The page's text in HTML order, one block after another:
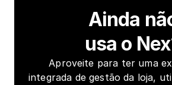
Ainda
usa o
Aproveite para ter uma
integrada de gestão da loja,